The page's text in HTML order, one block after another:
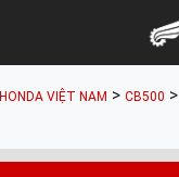
Parts Catalogue
HONDA VIỆT NAM > CB500 >